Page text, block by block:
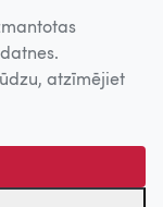
Uz augšu
sistēmu
atzīmējiet